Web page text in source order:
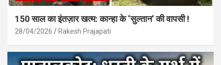
150 साल का इंतज़ार खत्म: कान्हा के ‘सुल्तान’ की वापसी !
28/04/2026 Rakesh Prajapati